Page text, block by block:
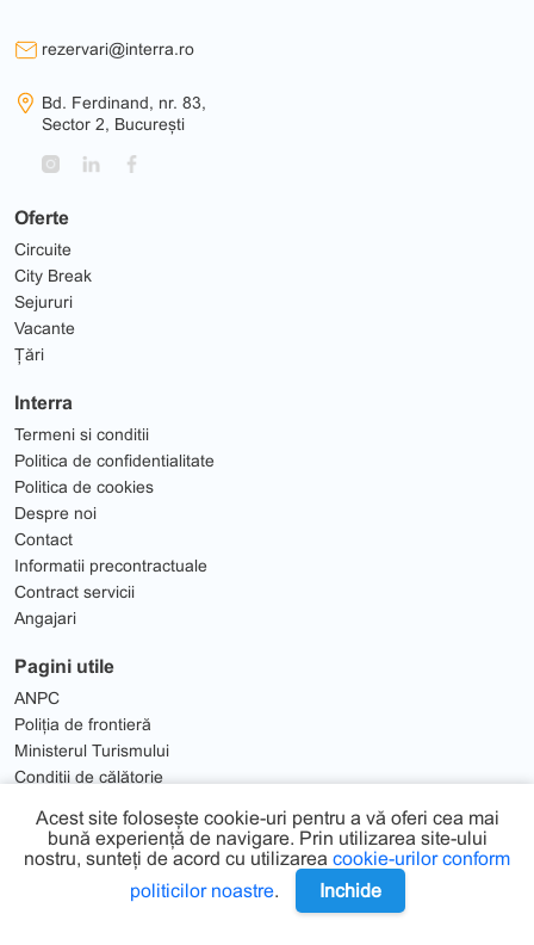
Oferte
Circuite
City Break
Sejururi
Vacante
Țări
Interra
Termeni si conditii
Politica de confidentialitate
Politica de cookies
Despre noi
Contact
Informatii precontractuale
Contract servicii
Angajari
Pagini utile
ANPC
Poliția de frontieră
Ministerul Turismului
Condiții de călătorie
rezervari@interra.ro
Bd. Ferdinand, nr. 83,
Sector 2, București
Acest site folosește cookie-uri pentru a vă oferi cea mai
bună experiență de navigare. Prin utilizarea site-ului
nostru, sunteți de acord cu utilizarea cookie-urilor conform
politicilor noastre. Inchide